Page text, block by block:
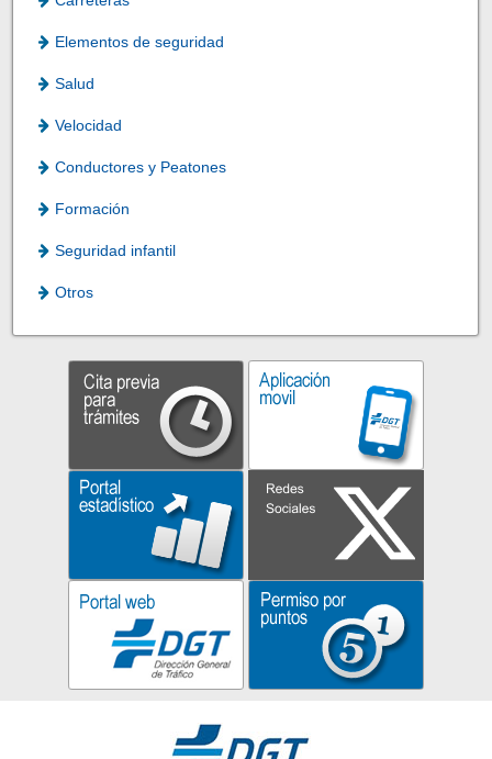
Elementos de seguridad
Salud
Velocidad
Conductores y Peatones
Formación
Seguridad infantil
Otros